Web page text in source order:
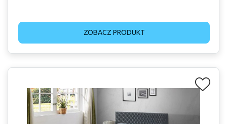
ZOBACZ PRODUKT